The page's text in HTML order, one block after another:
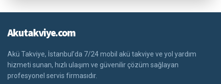
Akutakviye.com
Akü Takviye, İstanbul’da 7/24 mobil akü takviye ve yol yardım
hizmeti sunan, hızlı ulaşım ve güvenilir çözüm sağlayan
profesyonel servis firmasıdır.